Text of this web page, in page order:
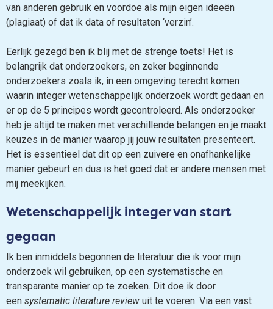
van anderen gebruik en voordoe als mijn eigen ideeën
(plagiaat) of dat ik data of resultaten ‘verzin’.
Eerlijk gezegd ben ik blij met de strenge toets! Het is
belangrijk dat onderzoekers, en zeker beginnende
onderzoekers zoals ik, in een omgeving terecht komen
waarin integer wetenschappelijk onderzoek wordt gedaan en
er op de 5 principes wordt gecontroleerd. Als onderzoeker
heb je altijd te maken met verschillende belangen en je maakt
keuzes in de manier waarop jij jouw resultaten presenteert.
Het is essentieel dat dit op een zuivere en onafhankelijke
manier gebeurt en dus is het goed dat er andere mensen met
mij meekijken.
Wetenschappelijk integer van start
gegaan
Ik ben inmiddels begonnen de literatuur die ik voor mijn
onderzoek wil gebruiken, op een systematische en
transparante manier op te zoeken. Dit doe ik door
een systematic literature review uit te voeren. Via een vast